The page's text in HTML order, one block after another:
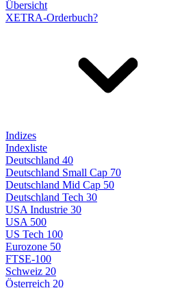
Übersicht
XETRA-Orderbuch?
Indizes
Indexliste
Deutschland 40
Deutschland Small Cap 70
Deutschland Mid Cap 50
Deutschland Tech 30
USA Industrie 30
USA 500
US Tech 100
Eurozone 50
FTSE-100
Schweiz 20
Österreich 20